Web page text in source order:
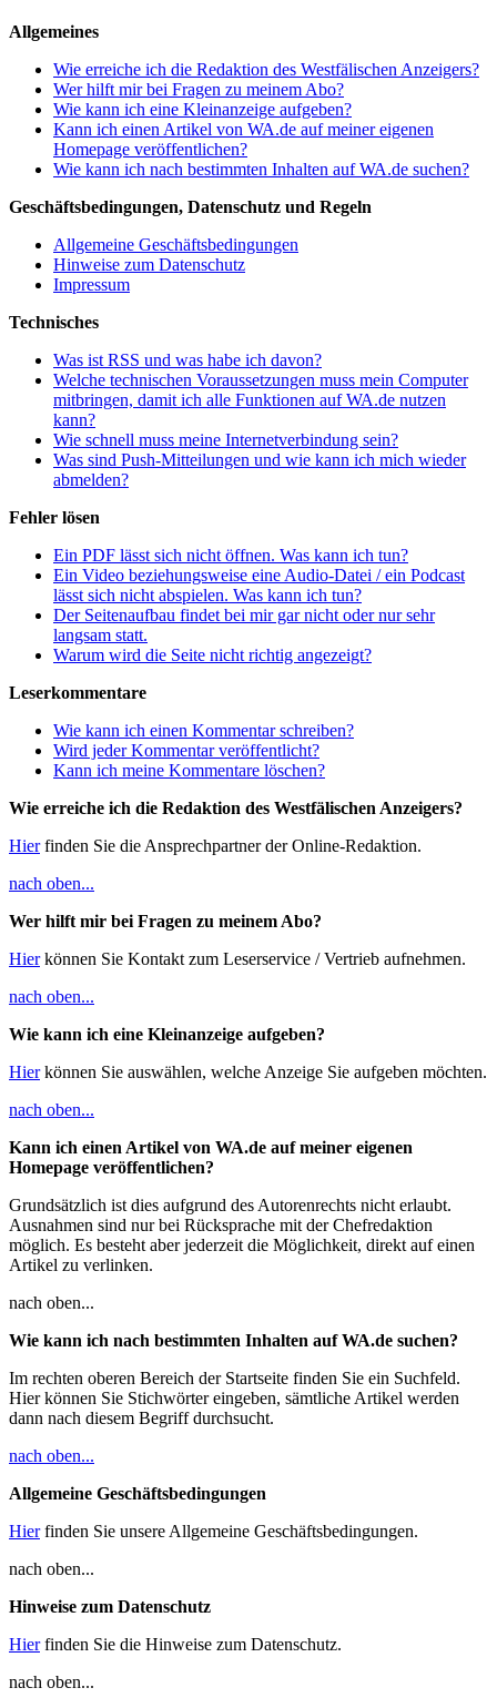
Allgemeines
Wie erreiche ich die Redaktion des Westfälischen Anzeigers?
Wer hilft mir bei Fragen zu meinem Abo?
Wie kann ich eine Kleinanzeige aufgeben?
Kann ich einen Artikel von WA.de auf meiner eigenen
Homepage veröffentlichen?
Wie kann ich nach bestimmten Inhalten auf WA.de suchen?
Geschäftsbedingungen, Datenschutz und Regeln
Allgemeine Geschäftsbedingungen
Hinweise zum Datenschutz
Impressum
Technisches
Was ist RSS und was habe ich davon?
Welche technischen Voraussetzungen muss mein Computer
mitbringen, damit ich alle Funktionen auf WA.de nutzen
kann?
Wie schnell muss meine Internetverbindung sein?
Was sind Push-Mitteilungen und wie kann ich mich wieder
abmelden?
Fehler lösen
Ein PDF lässt sich nicht öffnen. Was kann ich tun?
Ein Video beziehungsweise eine Audio-Datei / ein Podcast
lässt sich nicht abspielen. Was kann ich tun?
Der Seitenaufbau findet bei mir gar nicht oder nur sehr
langsam statt.
Warum wird die Seite nicht richtig angezeigt?
Leserkommentare
Wie kann ich einen Kommentar schreiben?
Wird jeder Kommentar veröffentlicht?
Kann ich meine Kommentare löschen?
Wie erreiche ich die Redaktion des Westfälischen Anzeigers?
Hierfinden Sie die Ansprechpartner der Online-Redaktion.
nach oben...
Wer hilft mir bei Fragen zu meinem Abo?
Hierkönnen Sie Kontakt zum Leserservice / Vertrieb aufnehmen.
nach oben...
Wie kann ich eine Kleinanzeige aufgeben?
Hierkönnen Sie auswählen, welche Anzeige Sie aufgeben möchten.
nach oben...
Kann ich einen Artikel von WA.de auf meiner eigenen
Homepage veröffentlichen?
Grundsätzlich ist dies aufgrund des Autorenrechts nicht erlaubt.
Ausnahmen sind nur bei Rücksprache mit der Chefredaktion
möglich. Es besteht aber jederzeit die Möglichkeit, direkt auf einen
Artikel zu verlinken.
nach oben...
Wie kann ich nach bestimmten Inhalten auf WA.de suchen?
Im rechten oberen Bereich der Startseite finden Sie ein Suchfeld.
Hier können Sie Stichwörter eingeben, sämtliche Artikel werden
dann nach diesem Begriff durchsucht.
nach oben...
Allgemeine Geschäftsbedingungen
Hierfinden Sie unsere Allgemeine Geschäftsbedingungen.
nach oben...
Hinweise zum Datenschutz
Hierfinden Sie die Hinweise zum Datenschutz.
nach oben...